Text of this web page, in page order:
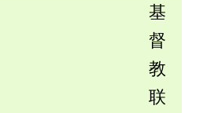
基
督
教
联